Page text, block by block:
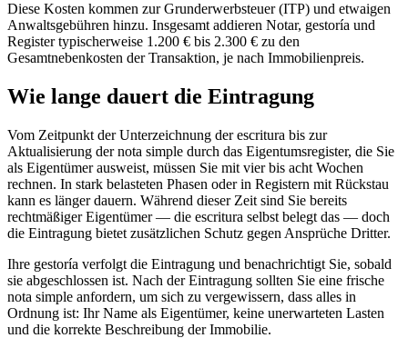
Diese Kosten kommen zur Grunderwerbsteuer (ITP) und etwaigen
Anwaltsgebühren hinzu. Insgesamt addieren Notar, gestoría und
Register typischerweise 1.200 € bis 2.300 € zu den
Gesamtnebenkosten der Transaktion, je nach Immobilienpreis.
Wie lange dauert die Eintragung
Vom Zeitpunkt der Unterzeichnung der escritura bis zur
Aktualisierung der nota simple durch das Eigentumsregister, die Sie
als Eigentümer ausweist, müssen Sie mit vier bis acht Wochen
rechnen. In stark belasteten Phasen oder in Registern mit Rückstau
kann es länger dauern. Während dieser Zeit sind Sie bereits
rechtmäßiger Eigentümer — die escritura selbst belegt das — doch
die Eintragung bietet zusätzlichen Schutz gegen Ansprüche Dritter.
Ihre gestoría verfolgt die Eintragung und benachrichtigt Sie, sobald
sie abgeschlossen ist. Nach der Eintragung sollten Sie eine frische
nota simple anfordern, um sich zu vergewissern, dass alles in
Ordnung ist: Ihr Name als Eigentümer, keine unerwarteten Lasten
und die korrekte Beschreibung der Immobilie.